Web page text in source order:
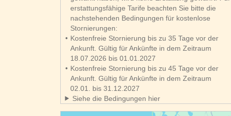
erstattungsfähige Tarife beachten Sie bitte die
nachstehenden Bedingungen für kostenlose
Stornierungen:
Kostenfreie Stornierung bis zu 35 Tage vor der
Ankunft. Gültig für Ankünfte in dem Zeitraum
18.07.2026 bis 01.01.2027
Kostenfreie Stornierung bis zu 45 Tage vor der
Ankunft. Gültig für Ankünfte in dem Zeitraum
02.01. bis 31.12.2027
Siehe die Bedingungen hier